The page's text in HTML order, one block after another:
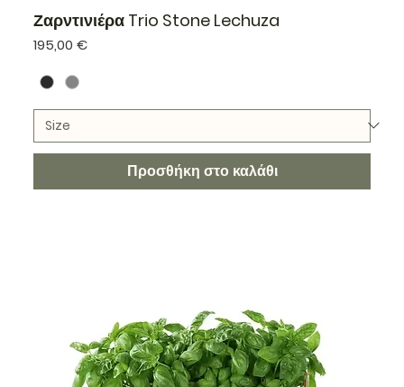
Ζαρντινιέρα Trio Stone Lechuza
Τιμή
195,00 €
Προσθήκη στο καλάθι